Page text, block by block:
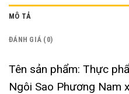
MÔ TẢ
ĐÁNH GIÁ (0)
Tên sản phẩm: Thực
Ngôi Sao Phương Nam